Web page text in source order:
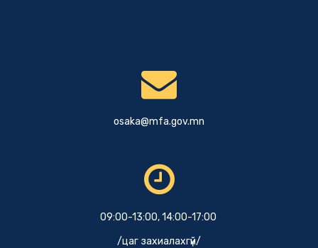
osaka@mfa.gov.mn
09:00-13:00, 14:00-17:00
/цаг захиалахгүй/